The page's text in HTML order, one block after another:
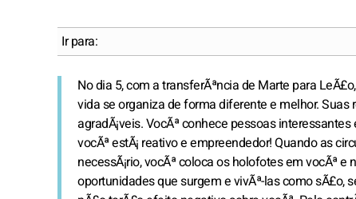
Ir para:
No dia 5, com a transferÃªncia de Marte para
vida se organiza de forma diferente e melhor.
agradÃ¡veis. VocÃª conhece pessoas
vocÃª estÃ¡ reativo e empreendedor! Quando as
necessÃ¡rio, vocÃª coloca os holofotes em vocÃª
oportunidades que surgem e vivÃª-las como sÃ£o,